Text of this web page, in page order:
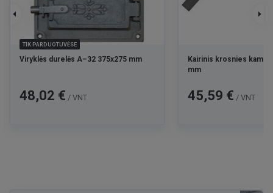
TIK PARDUOTUVĖSE
Viryklės durelės A–32 375x275 mm
Kaina
48,02 € / VNT
Kairinis krosnies
mm
Kaina
45,59 € / VNT